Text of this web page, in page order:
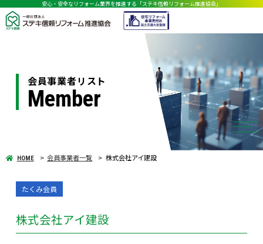
安心・安全なリフォーム業界を推進する「ステキ信頼リフォーム推進協会」
会員事業者リスト
Member
HOME 会員事業者一覧 株式会社アイ建設
株式会社アイ建設
たくみ会員